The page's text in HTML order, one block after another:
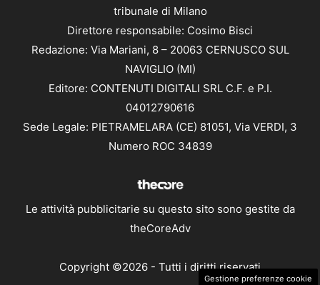
tribunale di Milano
Direttore responsabile: Cosimo Bisci
Redazione: Via Mariani, 8 – 20063 CERNUSCO SUL
NAVIGLIO (MI)
Editore: CONTENUTI DIGITALI SRL C.F. e P.I.
04012790616
Sede Legale: PIETRAMELARA (CE) 81051, Via VERDI, 3
Numero ROC 34839
Le attività pubblicitarie su questo sito sono gestite da
theCoreAdv
Copyright ©2026 - Tutti i diritti riservati
Gestione preferenze cookie